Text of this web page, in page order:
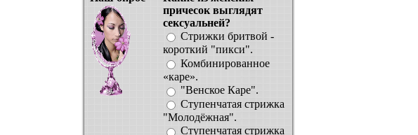
причесок выглядят
сексуальней?
Стрижки бритвой -
короткий "пикси".
Комбинированное
«каре».
"Венское Каре".
Ступенчатая стрижка
"Молодёжная".
Ступенчатая стрижка